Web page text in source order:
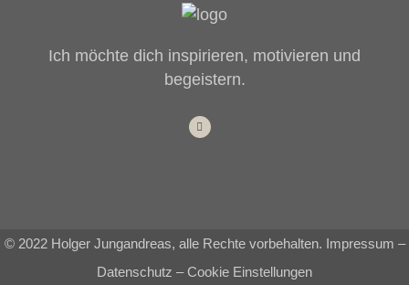
Ich möchte dich inspirieren, motivieren und
begeistern.
© 2022 Holger Jungandreas, alle Rechte vorbehalten. Impressum –
Datenschutz –Cookie Einstellungen